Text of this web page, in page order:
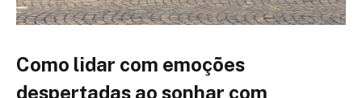
Como lidar com emoções
despertadas ao sonhar com